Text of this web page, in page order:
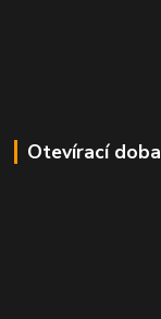
Otevírací doba